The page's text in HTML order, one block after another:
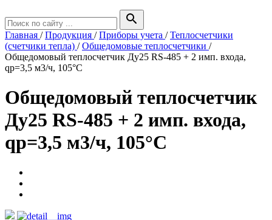
search
Главная /Продукция /Приборы учета /Теплосчетчики
(счетчики тепла) /Общедомовые теплосчетчики /
Общедомовый теплосчетчик Ду25 RS-485 + 2 имп. входа,
qp=3,5 м3/ч, 105°C
Общедомовый теплосчетчик
Ду25 RS-485 + 2 имп. входа,
qp=3,5 м3/ч, 105°C